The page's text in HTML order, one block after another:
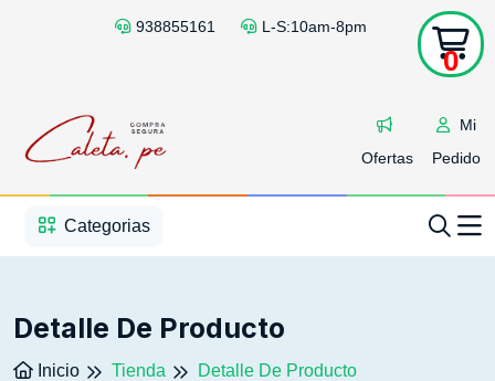
938855161 L-S:10am-8pm
Ofertas
Mi
Pedido
0
Categorias
Detalle De Producto
Inicio Tienda Detalle De Producto